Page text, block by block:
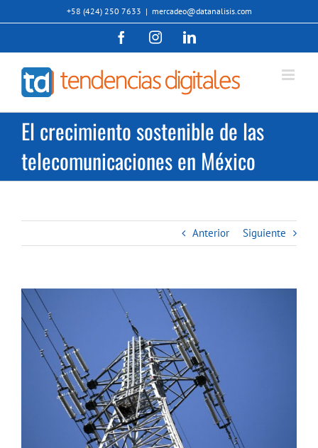
al
+58 (424) 250 7633 | mercadeo@datanalisis.com
FacebookInstagramLinkedIn
El crecimiento sostenible de las
telecomunicaciones en México
Anterior Siguiente
Ver
imagen
más
grande